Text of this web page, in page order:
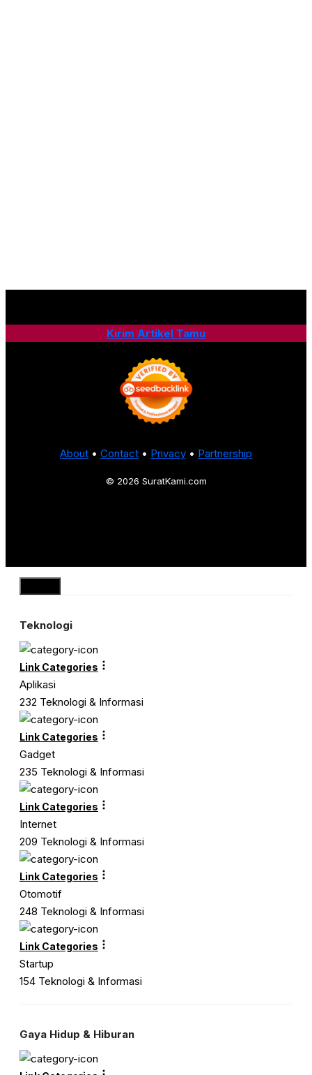
Kirim Artikel Tamu
About • Contact • Privacy • Partnership
© 2026 SuratKami.com
Close
Teknologi
Link Categories
Aplikasi
232 Teknologi & Informasi
Link Categories
Gadget
235 Teknologi & Informasi
Link Categories
Internet
209 Teknologi & Informasi
Link Categories
Otomotif
248 Teknologi & Informasi
Link Categories
Startup
154 Teknologi & Informasi
Gaya Hidup & Hiburan